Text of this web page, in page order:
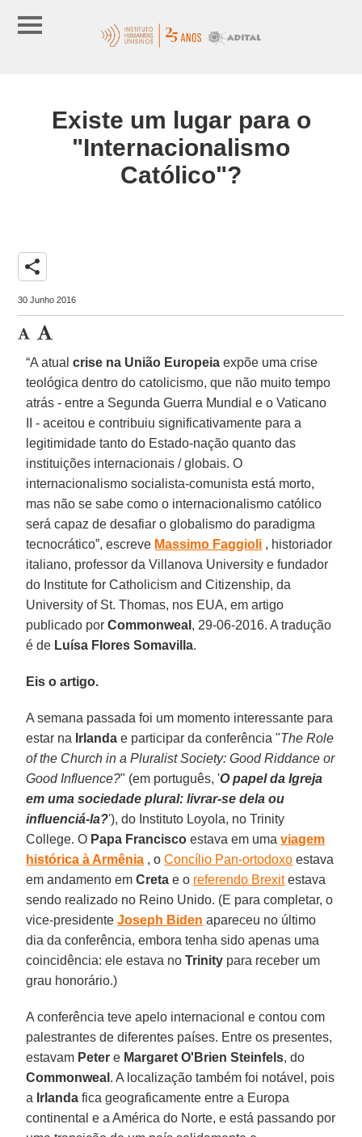
Existe um lugar para o
"Internacionalismo
Católico"?
share
30 Junho 2016
“A atualcrise na União Europeia expõe uma crise
teológica dentro do catolicismo, que não muito tempo
atrás - entre a Segunda Guerra Mundial e o Vaticano
II - aceitou e contribuiu significativamente para a
legitimidade tanto do Estado-nação quanto das
instituições internacionais / globais. O
internacionalismo socialista-comunista está morto,
mas não se sabe como o internacionalismo católico
será capaz de desafiar o globalismo do paradigma
tecnocrático”, escreve Massimo Faggioli , historiador
italiano, professor da Villanova University e fundador
do Institute for Catholicism and Citizenship, da
University of St. Thomas, nos EUA, em artigo
publicado porCommonweal , 29-06-2016. A tradução
é de Luísa Flores Somavilla.
Eis o artigo.
A semana passada foi um momento interessante para
estar na Irlanda e participar da conferência "The Role
of the Church in a Pluralist Society: Good Riddance or
Good Influence?" (em português, 'O papel da Igreja
em uma sociedade plural: livrar-se dela ou
influenciá-la?'), do Instituto Loyola, no Trinity
College. O Papa Francisco estava em umaviagem
histórica à Armênia , oConcílio Pan-ortodoxo estava
em andamento emCreta e o referendo Brexit estava
sendo realizado no Reino Unido. (E para completar, o
vice-presidenteJoseph Biden apareceu no último
dia da conferência, embora tenha sido apenas uma
coincidência: ele estava noTrinity para receber um
grau honorário.)
A conferência teve apelo internacional e contou com
palestrantes de diferentes países. Entre os presentes,
estavam Peter e Margaret O'Brien Steinfels, do
Commonweal . A localização também foi notável, pois
a Irlanda fica geograficamente entre a Europa
continental e a América do Norte, e está passando por